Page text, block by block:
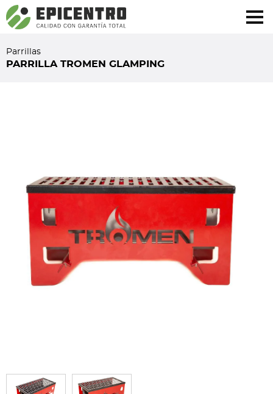
¿Olvidó su contraseña?Regístrese aquí
Parrillas
PARRILLA TROMEN GLAMPING